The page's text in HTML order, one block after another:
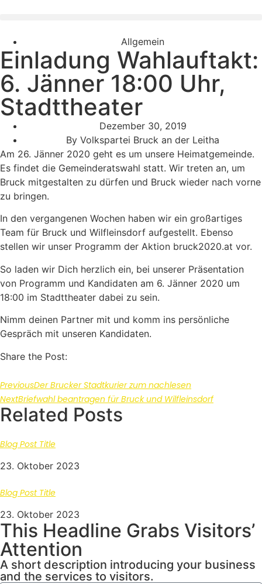
Allgemein
Einladung Wahlauftakt:
6. Jänner 18:00 Uhr,
Stadttheater
Dezember 30, 2019
By Volkspartei Bruck an der Leitha
Am 26. Jänner 2020 geht es um unsere Heimatgemeinde.
Es findet die Gemeinderatswahl statt. Wir treten an, um
Bruck mitgestalten zu dürfen und Bruck wieder nach vorne
zu bringen.
In den vergangenen Wochen haben wir ein großartiges
Team für Bruck und Wilfleinsdorf aufgestellt. Ebenso
stellen wir unser Programm der Aktion bruck2020.at vor.
So laden wir Dich herzlich ein, bei unserer Präsentation
von Programm und Kandidaten am 6. Jänner 2020 um
18:00 im Stadttheater dabei zu sein.
Nimm deinen Partner mit und komm ins persönliche
Gespräch mit unseren Kandidaten.
Share the Post:
PreviousDer Brucker Stadtkurier zum nachlesen
NextBriefwahl beantragen für Bruck und Wilfleinsdorf
Related Posts
Blog Post Title
23. Oktober 2023
Blog Post Title
23. Oktober 2023
This Headline Grabs Visitors’
Attention
A short description introducing your business
and the services to visitors.